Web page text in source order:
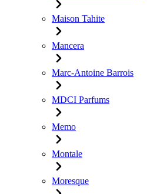
Maison Tahite
Mancera
Marc-Antoine Barrois
MDCI Parfums
Memo
Montale
Moresque